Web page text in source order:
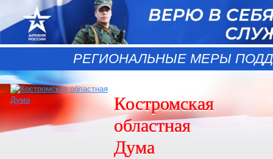
РЕГИОНАЛЬНЫЕ МЕРЫ
Костромская
областная
Дума